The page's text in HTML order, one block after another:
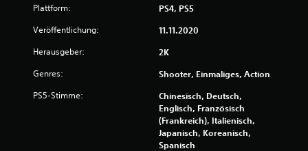
s
4
Plattform: PS4, PS5
Veröffentlichung: 11.11.2020
Herausgeber: 2K
Genres: Shooter, Einmaliges, Action
PS5-Stimme:
Chinesisch, Deutsch,
Englisch, Französisch
(Frankreich), Italienisch,
Japanisch, Koreanisch,
Spanisch